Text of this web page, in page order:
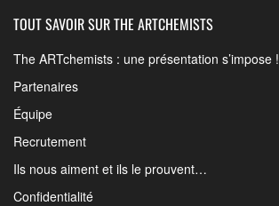
TOUT SAVOIR SUR THE ARTCHEMISTS
The ARTchemists : une présentation s’impose !
Partenaires
Équipe
Recrutement
Ils nous aiment et ils le prouvent…
Confidentialité